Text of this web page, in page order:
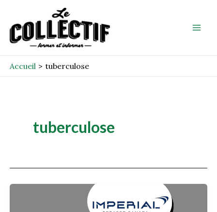
contenu
Accueil tuberculose
tuberculose